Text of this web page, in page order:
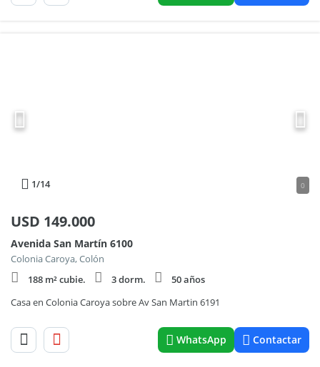
1/14 0
USD 149.000
Avenida San Martín 6100
Colonia Caroya, Colón
188 m² cubie.
3 dorm.
50 años
Casa en Colonia Caroya sobre Av San Martin 6191
WhatsApp Contactar